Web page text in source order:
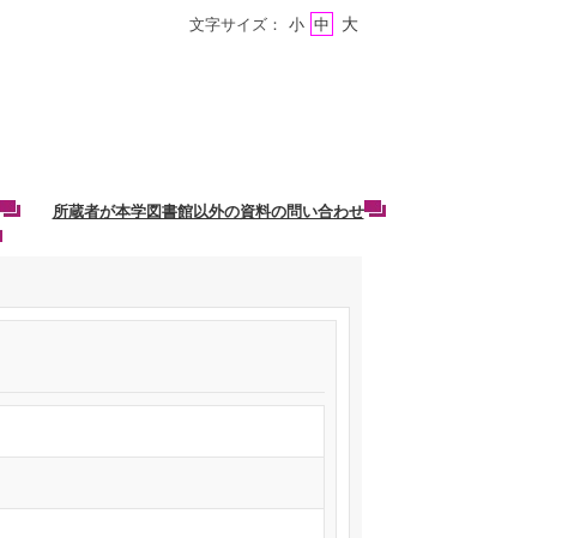
所蔵者が本学図書館以外の資料の問い合わせ
文字サイズ： 小 中 大